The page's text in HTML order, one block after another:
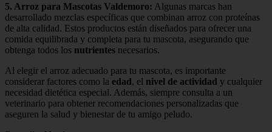
5. Arroz para Mascotas Valdemoro: Algunas marcas han
desarrollado mezclas específicas que combinan arroz con proteínas
de alta calidad. Estos productos están diseñados para ofrecer una
comida equilibrada y completa para tu mascota, asegurando que
obtenga todos los nutrientes necesarios.
Al elegir el arroz adecuado para tu mascota, es importante
considerar factores como la edad, el nivel de actividad y cualquier
necesidad dietética especial. Además, siempre consulta a un
veterinario para obtener recomendaciones personalizadas que
aseguren la salud y bienestar de tu amigo peludo.